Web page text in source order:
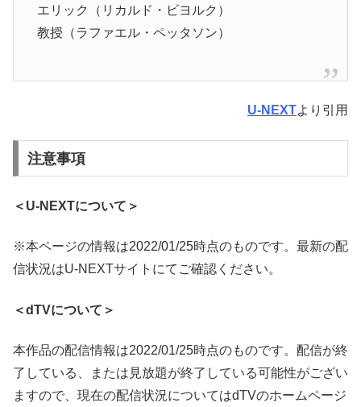
エリック（リカルド・ビヨルク）
教授（ラファエル・ペッタソン）
U-NEXTより引用
注意事項
＜U-NEXTについて＞
※本ページの情報は2022/01/25時点のものです。最新の配
信状況はU-NEXTサイトにてご確認ください。
＜dTVについて＞
本作品の配信情報は2022/01/25時点のものです。配信が終
了している、または見放題が終了している可能性がござい
ますので、現在の配信状況についてはdTVのホームページ